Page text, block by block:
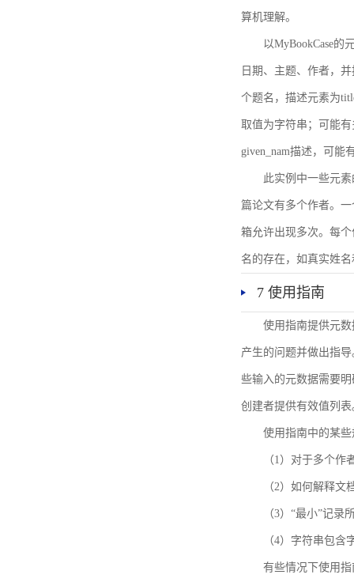
算机理解。
以MyBookCase的
日期、主题、作者，
个题名，描述元素为
取值为字符串；可能
given_nam描述，可能
此实例中一些元
篇论文有多个作者。
箱允许出现多次。每
名的存在，如真实姓
7 使用指南
使用指南提供元
产生的问题并做出指
些输入的元数据需要
创建者提供有效值列表
使用指南中的某
（1）对于多个作
（2）如何解释文
（3）“最小”记录
（4）字符串包含
有些情况下使用